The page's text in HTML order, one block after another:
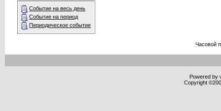
Событие на весь день
Событие на период
Периодическое событие
Часовой
Powered by
Copyright